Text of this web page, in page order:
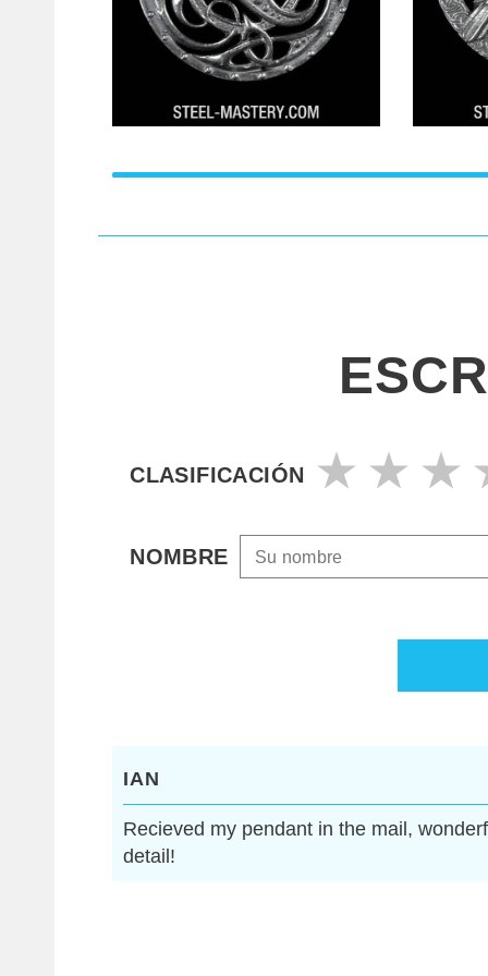
CLASIFICACIÓN
NOMBRE
IAN
Recieved my pendant in the mail,
detail!